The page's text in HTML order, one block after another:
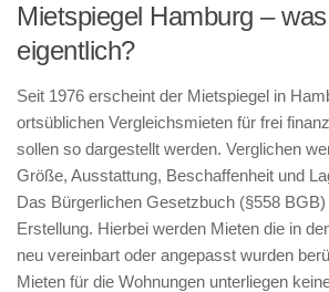
Mietspiegel Hamburg –
eigentlich?
Seit 1976 erscheint der Mietspiegel in
ortsüblichen Vergleichsmieten für frei
sollen so dargestellt werden. Verglichen
Größe, Ausstattung, Beschaffenheit und
Das Bürgerlichen Gesetzbuch (§558
Erstellung. Hierbei werden Mieten die in
neu vereinbart oder angepasst wurden
Mieten für die Wohnungen unterliegen